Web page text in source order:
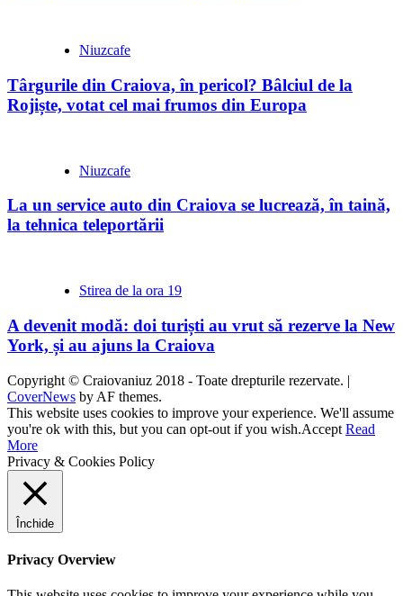
Niuzcafe
Târgurile din Craiova, în pericol? Bâlciul de la
Rojiște, votat cel mai frumos din Europa
Niuzcafe
La un service auto din Craiova se lucrează, în taină,
la tehnica teleportării
Stirea de la ora 19
A devenit modă: doi turiști au vrut să rezerve la New
York, și au ajuns la Craiova
Copyright © Craiovaniuz 2018 - Toate drepturile rezervate. |
CoverNews by AF themes.
This website uses cookies to improve your experience. We'll assume
you're ok with this, but you can opt-out if you wish.Accept Read
More
Privacy & Cookies Policy
Închide
Privacy Overview